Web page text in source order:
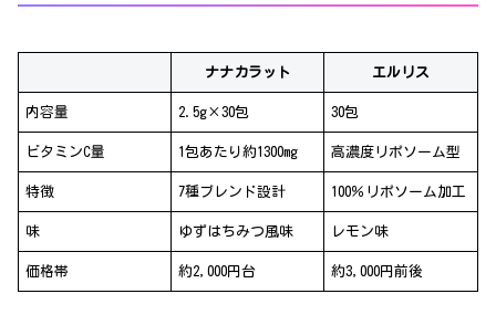
ナナカラット エルリス
内容量 2.5g×30包 30包
ビタミンC量 1包あたり約1300mg 高濃度リポソーム型
特徴 7種ブレンド設計 100％リポソーム加工
味 ゆずはちみつ風味 レモン味
価格帯 約2,000円台 約3,000円前後